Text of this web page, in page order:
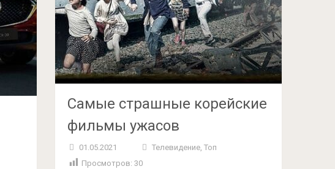
Самые страшные корейские
фильмы ужасов
01.05.2021 Телевидение ,Топ
Просмотров: 30